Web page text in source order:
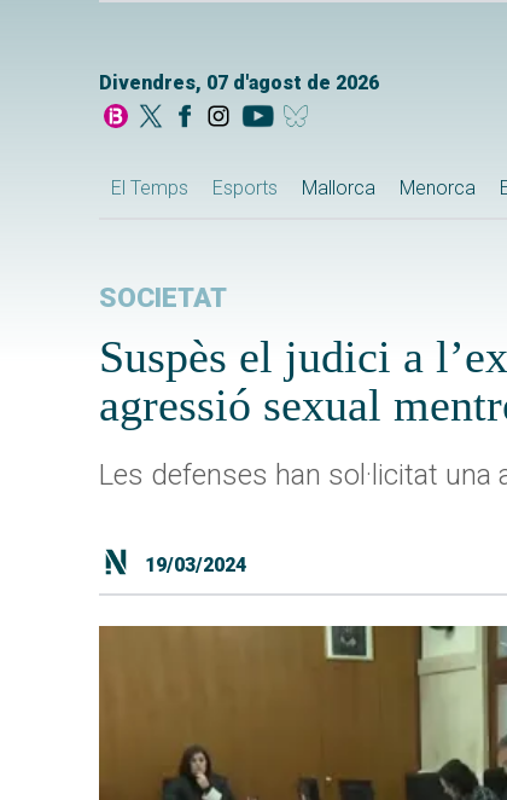
Divendres, 07 d'agost de 2026
El Temps Esports Mallorca Menorca
SOCIETAT
Suspès el judici a
agressió sexual
Les defenses han sol·licitat
19/03/2024